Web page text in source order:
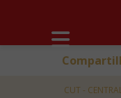
CUT -